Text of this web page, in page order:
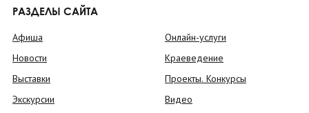
РАЗДЕЛЫ САЙТА
Афиша
Новости
Выставки
Экскурсии
Онлайн-услуги
Краеведение
Проекты. Конкурсы
Видео